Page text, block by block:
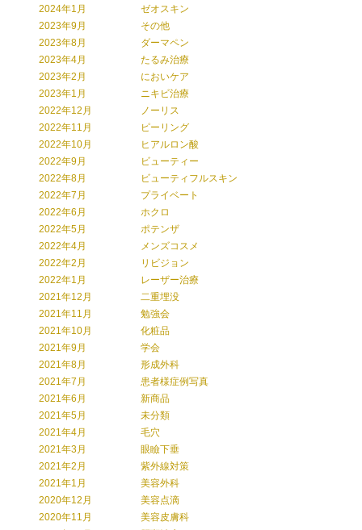
2024年1月
2023年9月
2023年8月
2023年4月
2023年2月
2023年1月
2022年12月
2022年11月
2022年10月
2022年9月
2022年8月
2022年7月
2022年6月
2022年5月
2022年4月
2022年2月
2022年1月
2021年12月
2021年11月
2021年10月
2021年9月
2021年8月
2021年7月
2021年6月
2021年5月
2021年4月
2021年3月
2021年2月
2021年1月
2020年12月
2020年11月
ゼオスキン
その他
ダーマペン
たるみ治療
においケア
ニキビ治療
ノーリス
ピーリング
ヒアルロン酸
ビューティー
ビューティフルスキン
プライベート
ホクロ
ポテンザ
メンズコスメ
リビジョン
レーザー治療
二重埋没
勉強会
化粧品
学会
形成外科
患者様症例写真
新商品
未分類
毛穴
眼瞼下垂
紫外線対策
美容外科
美容点滴
美容皮膚科